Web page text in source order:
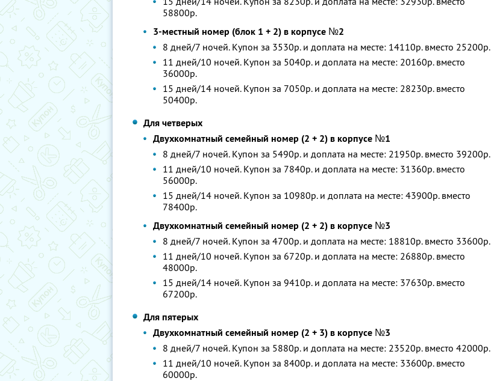
58800р.
3-местный номер (блок 1 + 2) в корпусе №2
8 дней/7 ночей. Купон за 3530р. и доплата на месте: 14110р. вместо 25200р.
11 дней/10 ночей. Купон за 5040р. и доплата на месте: 20160р. вместо
36000р.
15 дней/14 ночей. Купон за 7050р. и доплата на месте: 28230р. вместо
50400р.
Для четверых
Двухкомнатный семейный номер (2 + 2) в корпусе №1
8 дней/7 ночей. Купон за 5490р. и доплата на месте: 21950р. вместо 39200р.
11 дней/10 ночей. Купон за 7840р. и доплата на месте: 31360р. вместо
56000р.
15 дней/14 ночей. Купон за 10980р. и доплата на месте: 43900р. вместо
78400р.
Двухкомнатный семейный номер (2 + 2) в корпусе №3
8 дней/7 ночей. Купон за 4700р. и доплата на месте: 18810р. вместо 33600р.
11 дней/10 ночей. Купон за 6720р. и доплата на месте: 26880р. вместо
48000р.
15 дней/14 ночей. Купон за 9410р. и доплата на месте: 37630р. вместо
67200р.
Для пятерых
Двухкомнатный семейный номер (2 + 3) в корпусе №3
8 дней/7 ночей. Купон за 5880р. и доплата на месте: 23520р. вместо 42000р.
11 дней/10 ночей. Купон за 8400р. и доплата на месте: 33600р. вместо
60000р.